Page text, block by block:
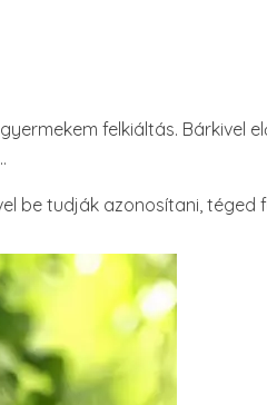
felkiáltás. Bárkivel
be tudják azonosítani, téged